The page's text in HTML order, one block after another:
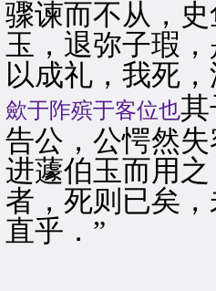
骤谏而不从，
玉，退弥子瑕
以成礼，我死
歛于阼殡于客位也其
告公，公愕然
进蘧伯玉而用
者，死则已矣
直乎．”